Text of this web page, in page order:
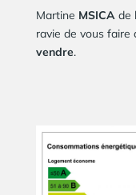
Martine MSICAde
ravie de vous
vendre.